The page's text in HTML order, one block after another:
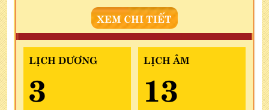
XEM CHI TIẾT
LỊCH DƯƠNG
3
LỊCH ÂM
13